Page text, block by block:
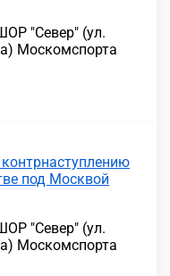
"Север" (ул.
Москомспорта
под Москвой
"Север" (ул.
Москомспорта